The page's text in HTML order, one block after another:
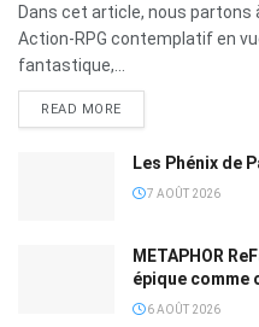
Dans cet article, nous partons
Action-RPG contemplatif en
fantastique,...
READ MORE
Les Phénix de
7 AOÛT 2026
METAPHOR
épique comme
6 AOÛT 2026